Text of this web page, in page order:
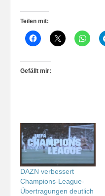
Teilen mit:
Gefällt mir:
DAZN verbessert
Champions-League-
Übertragungen deutlich